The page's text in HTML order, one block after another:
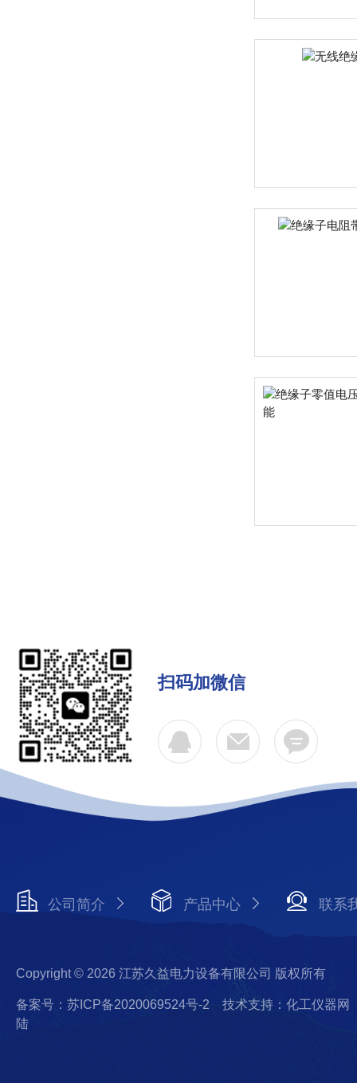
扫码加微信
公司简介 产品中心 联系
Copyright © 2026 江苏久益电力设备有限公司 版权所有
备案号：苏ICP备2020069524号-2
技术支持：化工仪器网
陆